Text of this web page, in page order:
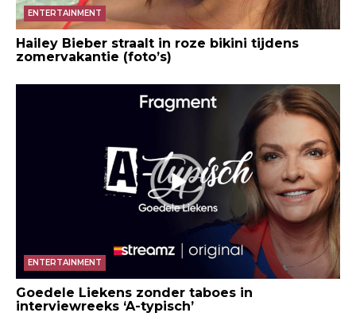
ENTERTAINMENT
Hailey Bieber straalt in roze bikini tijdens
zomervakantie (foto’s)
ENTERTAINMENT
Goedele Liekens zonder taboes in
interviewreeks ‘A-typisch’